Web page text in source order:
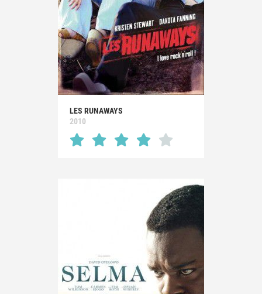
LES RUNAWAYS
2010